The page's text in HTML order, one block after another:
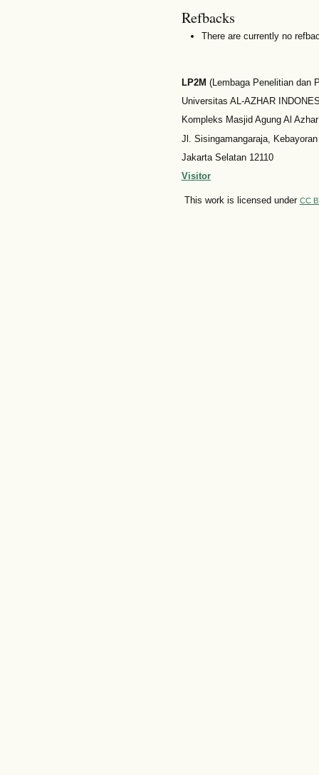
Refbacks
There are currently no
LP2M (Lembaga Penelitian dan
Universitas AL-AZHAR
Kompleks Masjid Agung Al Azhar
Jl. Sisingamangaraja,
Jakarta Selatan 12110
Visitor
This work is licensed under CC